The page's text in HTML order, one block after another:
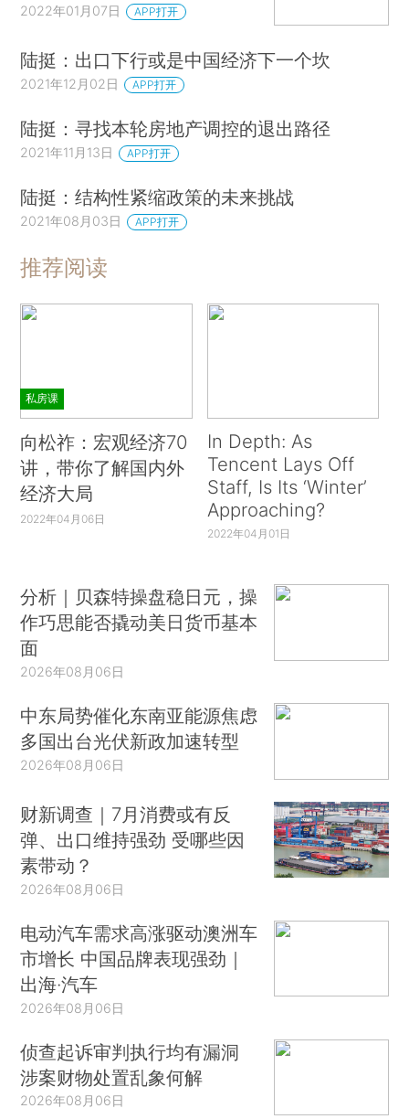
2022年01月07日 APP打开
陆挺：出口下行或是中国经济下一个坎
2021年12月02日 APP打开
陆挺：寻找本轮房地产调控的退出路径
2021年11月13日 APP打开
陆挺：结构性紧缩政策的未来挑战
2021年08月03日 APP打开
推荐阅读
私房课
向松祚：宏观经济70
讲，带你了解国内外
经济大局
2022年04月06日
In Depth: As
Tencent Lays Off
Staff, Is Its ‘Winter’
Approaching?
2022年04月01日
分析｜贝森特操盘稳日元，操
作巧思能否撬动美日货币基本
面
2026年08月06日
中东局势催化东南亚能源焦虑
多国出台光伏新政加速转型
2026年08月06日
财新调查｜7月消费或有反
弹、出口维持强劲 受哪些因
素带动？
2026年08月06日
电动汽车需求高涨驱动澳洲车
市增长 中国品牌表现强劲｜
出海·汽车
2026年08月06日
侦查起诉审判执行均有漏洞
涉案财物处置乱象何解
2026年08月06日